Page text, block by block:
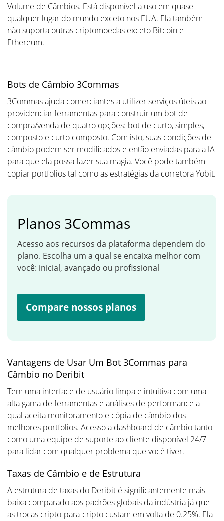
Volume de Câmbios. Está disponível a uso em quase
qualquer lugar do mundo exceto nos EUA. Ela também
não suporta outras criptomoedas exceto Bitcoin e
Ethereum.
Bots de Câmbio 3Commas
3Commas ajuda comerciantes a utilizer serviços úteis ao
providenciar ferramentas para construir um bot de
compra/venda de quatro opções: bot de curto, simples,
composto e curto composto. Com isto, suas condições de
câmbio podem ser modificados e então enviadas para a IA
para que ela possa fazer sua magia. Você pode também
copiar portfolios tal como as estratégias da corretora Yobit.
Planos 3Сommas
Acesso aos recursos da plataforma dependem do
plano. Escolha um a qual se encaixa melhor com
você: inicial, avançado ou profissional
Compare nossos planos
Vantagens de Usar Um Bot 3Commas para
Câmbio no Deribit
Tem uma interface de usuário limpa e intuitiva com uma
alta gama de ferramentas e análises de performance a
qual aceita monitoramento e cópia de câmbio dos
melhores portfolios. Acesso a dashboard de câmbio tanto
como uma equipe de suporte ao cliente disponível 24/7
para lidar com qualquer problema que você tiver.
Taxas de Câmbio e de Estrutura
A estrutura de taxas do Deribit é significantemente mais
baixa comparado aos padrões globais da indústria já que
as trocas cripto-para-cripto custam em volta de 0.25%. Ela